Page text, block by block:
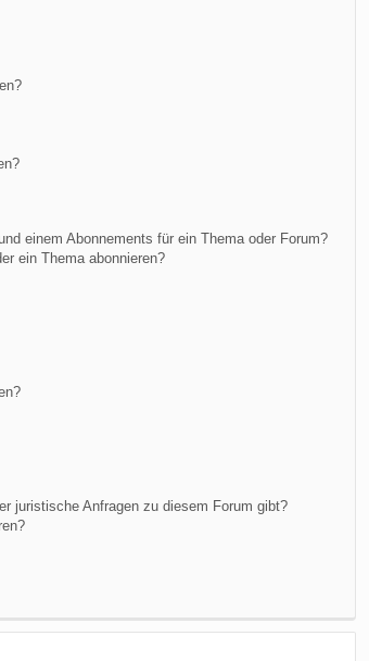
einem Abonnements für ein Thema oder Forum?
ein Thema abonnieren?
juristische Anfragen zu diesem Forum gibt?